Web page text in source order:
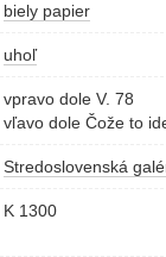
biely papier
uhoľ
vpravo dole V. 78
vľavo dole Čože to
Stredoslovenská
K 1300